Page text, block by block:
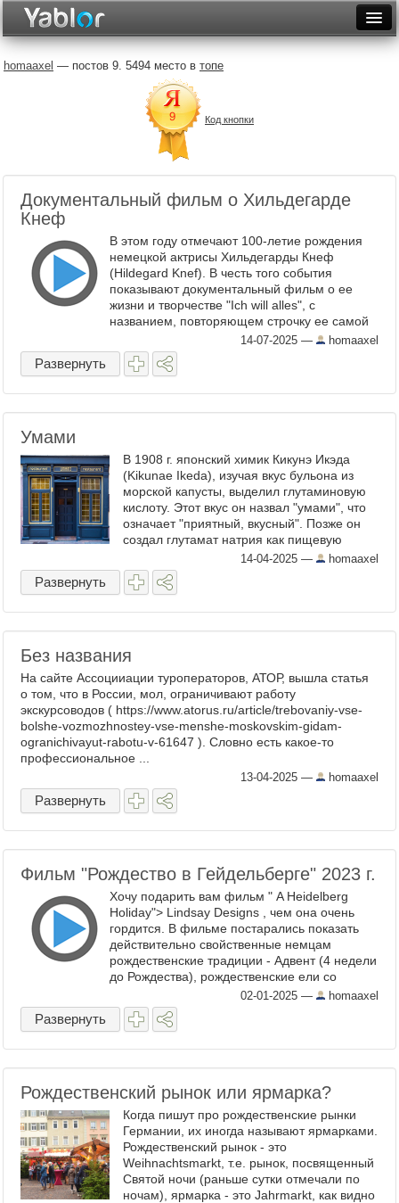
Неделя
Месяц
Рейтинги
Архив
Видеотоп
homaaxel — постов 9. 5494 место в топе
Код кнопки
Документальный фильм о Хильдегарде
Кнеф
В этом году отмечают 100-летие рождения
немецкой актрисы Хильдегарды Кнеф
(Hildegard Knef). В честь того события
показывают документальный фильм о ее
жизни и творчестве "Ich will alles", с
названием, повторяющем строчку ее самой
известной песни. Фильм этот показывали в
двух кинотеатрах, ...
14-07-2025 — homaaxel
Развернуть
Умами
В 1908 г. японский химик Кикунэ Икэда
(Kikunae Ikeda), изучая вкус бульона из
морской капусты, выделил глутаминовую
кислоту. Этот вкус он назвал "умами", что
означает "приятный, вкусный". Позже он
создал глутамат натрия как пищевую
добавку, которая усиливает вкус блюд.
Рецепторы нашего ...
14-04-2025 — homaaxel
Развернуть
Без названия
На сайте Ассоцииации туроператоров, АТОР, вышла статья
о том, что в России, мол, ограничивают работу
экскурсоводов ( https://www.atorus.ru/article/trebovaniy-vse-
bolshe-vozmozhnostey-vse-menshe-moskovskim-gidam-
ogranichivayut-rabotu-v-61647 ). Словно есть какое-то
профессиональное ...
13-04-2025 — homaaxel
Развернуть
Фильм "Рождество в Гейдельберге" 2023 г.
Хочу подарить вам фильм " A Heidelberg
Holiday"> Lindsay Designs , чем она очень
гордится. В фильме постарались показать
действительно свойственные немцам
рождественские традиции - Адвент (4 недели
до Рождества), рождественские ели со
свечами-огоньками, рождественские рынки,
где все во ...
02-01-2025 — homaaxel
Развернуть
Рождественский рынок или ярмарка?
Когда пишут про рождественские рынки
Германии, их иногда называют ярмарками.
Рождественский рынок - это
Weihnachtsmarkt, т.е. рынок, посвященный
Святой ночи (раньше сутки отмечали по
ночам), ярмарка - это Jahrmarkt, как видно